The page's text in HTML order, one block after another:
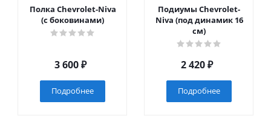
Полка Chevrolet-Niva
(с боковинами)
3 600₽
Подробнее
Подиумы Chevrolet-
Niva (под динамик 16
см)
2 420₽
Подробнее